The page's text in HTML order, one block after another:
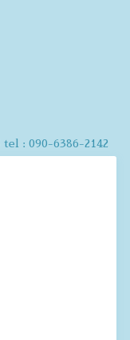
tel : 090-6386-2142